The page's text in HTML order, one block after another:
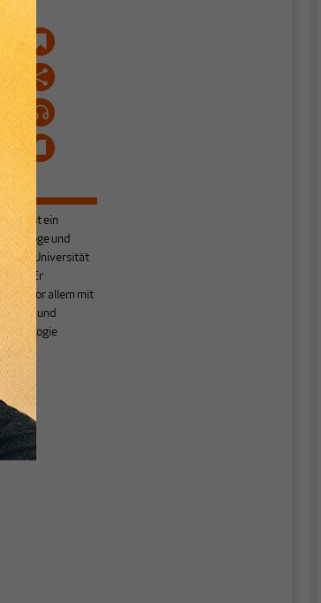
ist ein
und
der Universität
Er
sich vor allem mit
und